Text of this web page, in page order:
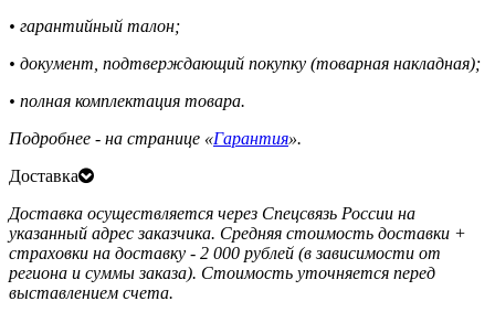
• гарантийный талон;
• документ, подтверждающий покупку (товарная накладная);
• полная комплектация товара.
Подробнее - на странице «Гарантия».
Доставка
Доставка осуществляется через Спецсвязь России на
указанный адрес заказчика. Средняя стоимость доставки +
страховки на доставку - 2 000 рублей (в зависимости от
региона и суммы заказа). Стоимость уточняется перед
выставлением счета.